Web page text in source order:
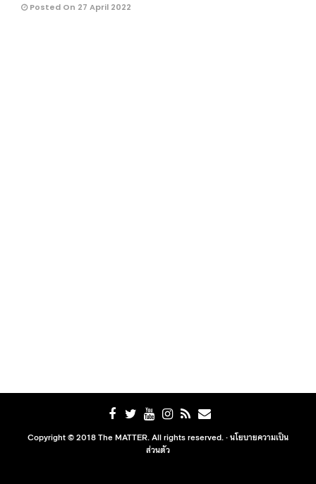
Posted On 27 April 2022
Copyright © 2018 The MATTER. All rights reserved. ·นโยบายความเป็น
ส่วนตัว